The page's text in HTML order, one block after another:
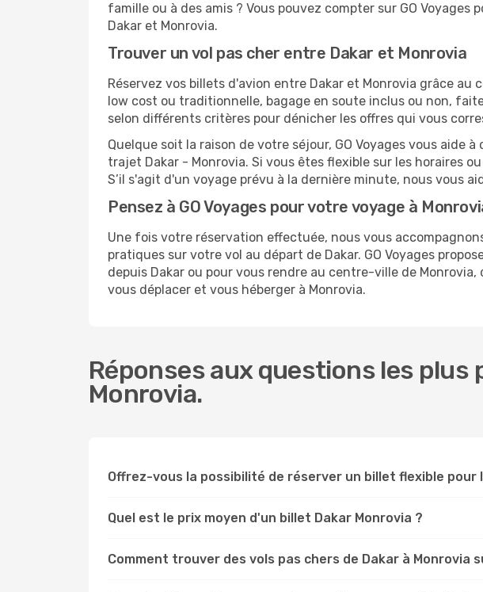
famille ou à des amis ? Vous pouvez compter sur GO
Dakar et Monrovia.
Trouver un vol pas cher entre Dakar et Monrovia
Réservez vos billets d'avion entre Dakar et Monrovia grâce au
low cost ou traditionnelle, bagage en soute inclus ou non,
selon différents critères pour dénicher les offres qui vous
Quelque soit la raison de votre séjour, GO Voyages vous aide
trajet Dakar - Monrovia. Si vous êtes flexible sur les horaires
S’il s'agit d'un voyage prévu à la dernière minute, nous vous
Pensez à GO Voyages pour votre voyage à
Une fois votre réservation effectuée, nous vous
pratiques sur votre vol au départ de Dakar. GO Voyages
depuis Dakar ou pour vous rendre au centre-ville de
vous déplacer et vous héberger à Monrovia.
Réponses aux questions les plus
Monrovia.
Offrez-vous la possibilité de réserver un billet flexible pour
Quel est le prix moyen d'un billet Dakar Monrovia ?
Comment trouver des vols pas chers de Dakar à Monrovia